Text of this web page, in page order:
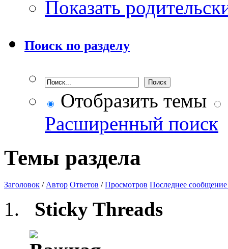
Показать
Поиск по разделу
Отобразить темы
Расширенный поиск
Темы раздела
Заголовок / Автор Ответов /Просмотров Последнее сообщение
Sticky Threads